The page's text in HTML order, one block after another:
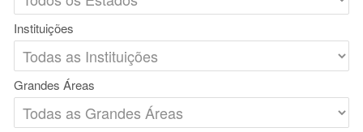
Instituições
Grandes Áreas